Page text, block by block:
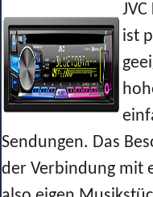
ist
Sendungen. Das
der Verbindung mit